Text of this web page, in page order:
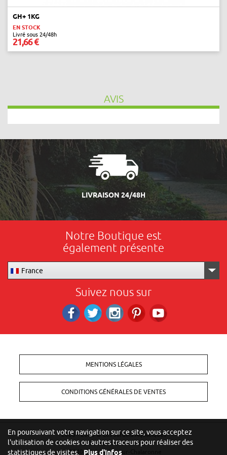
GH+ 1KG
EN STOCK
Livré sous 24/48h
21,66 €
AVIS
LIVRAISON 24/48H
Notre Boutique est
également présente
France
Suivez nous sur
MENTIONS LÉGALES
CONDITIONS GÉNÉRALES DE VENTES
2005 - 2026 ©Les Jardins Aquatiques
257 Moulin des Vernes
01140 Saint-Didier-sur-Chalaronne
En poursuivant votre navigation sur ce site, vous acceptez
l'utilisation de cookies ou autres traceurs pour réaliser des
statistiques de visites.
Plus d'infos